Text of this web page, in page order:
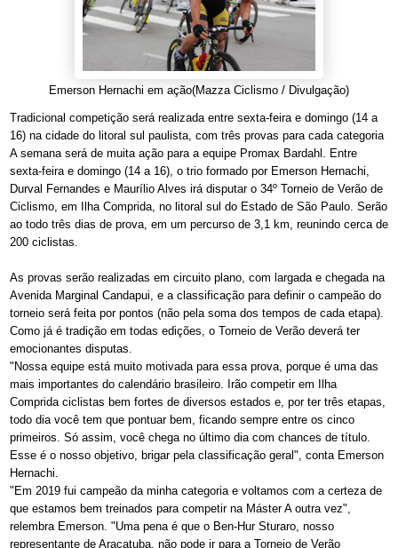
Emerson Hernachi em ação(Mazza Ciclismo / Divulgação)
Tradicional competição será realizada entre sexta-feira e domingo (14 a
16) na cidade do litoral sul paulista, com três provas para cada categoria
A semana será de muita ação para a equipe Promax Bardahl. Entre
sexta-feira e domingo (14 a 16), o trio formado por Emerson Hernachi,
Durval Fernandes e Maurílio Alves irá disputar o 34º Torneio de Verão de
Ciclismo, em Ilha Comprida, no litoral sul do Estado de São Paulo. Serão
ao todo três dias de prova, em um percurso de 3,1 km, reunindo cerca de
200 ciclistas.
As provas serão realizadas em circuito plano, com largada e chegada na
Avenida Marginal Candapui, e a classificação para definir o campeão do
torneio será feita por pontos (não pela soma dos tempos de cada etapa).
Como já é tradição em todas edições, o Torneio de Verão deverá ter
emocionantes disputas.
"Nossa equipe está muito motivada para essa prova, porque é uma das
mais importantes do calendário brasileiro. Irão competir em Ilha
Comprida ciclistas bem fortes de diversos estados e, por ter três etapas,
todo dia você tem que pontuar bem, ficando sempre entre os cinco
primeiros. Só assim, você chega no último dia com chances de título.
Esse é o nosso objetivo, brigar pela classificação geral", conta Emerson
Hernachi.
"Em 2019 fui campeão da minha categoria e voltamos com a certeza de
que estamos bem treinados para competir na Máster A outra vez",
relembra Emerson. "Uma pena é que o Ben-Hur Sturaro, nosso
representante de Araçatuba, não pode ir para a Torneio de Verão